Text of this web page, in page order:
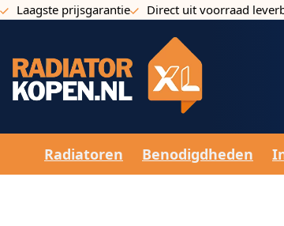
Ga naar de inhoud
Laagste prijsgarantie Direct uit voorraad
Radiatoren Benodigdheden